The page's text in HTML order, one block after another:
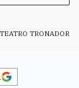
TEATRO TRONADOR